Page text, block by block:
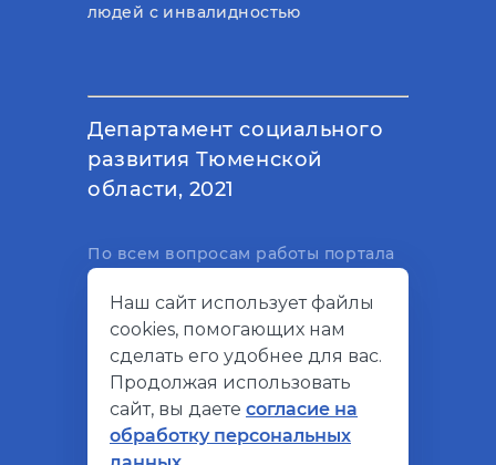
людей с инвалидностью
Департамент социального
развития Тюменской
области, 2021
По всем вопросам работы портала
электронный адрес
support@socialkompas.ru
© Социальный компас, 2026
Наш сайт использует файлы
cookies, помогающих нам
сделать его удобнее для вас.
Продолжая использовать
сайт, вы даете согласие на
обработку персональных